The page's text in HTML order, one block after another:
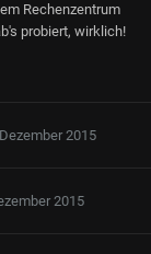
Rechenzentrum
probiert, wirklich!
2015
2015